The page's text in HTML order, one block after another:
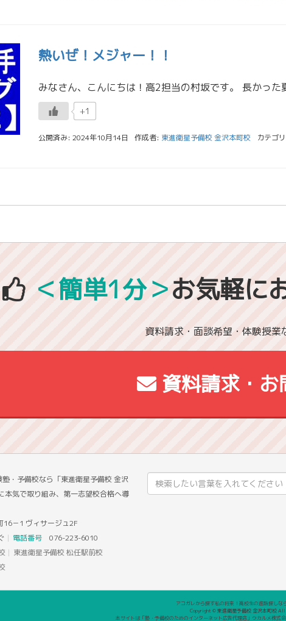
熱いぜ！メジャー！！
+1
公開済み: 2024年10月14日 作成者: 東進衛星予備校 金沢本町校 カテゴ
＜簡単1分＞お気軽に
資料請求・面談希望・体験授業
資料請求・
・予備校なら「東進衛星予備校 金沢
本気で取り組み、第一志望校合格へ導
－1 ヴィサージュ2F
電話番号 076-223-6010
東進衛星予備校 松任駅前校
索
アコガレから探す私の将来！高校生の進路探しな
Copyright © 東進衛星予備校 金沢本町校 All
本サイトは「塾・予備校のためのインターネット広告代理店」ウカルメ株式